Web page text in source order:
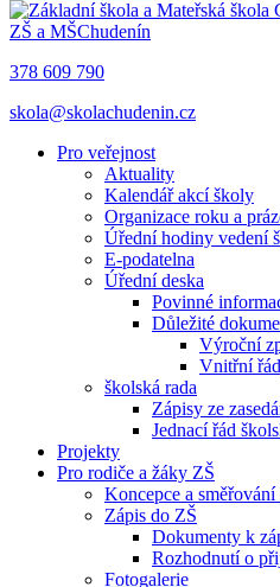
ZŠ a MŠChudenín
378 609 790
skola@skolachudenin.cz
Pro veřejnost
Aktuality
Kalendář akcí školy
Organizace roku a
Úřední hodiny vedení
E-podatelna
Úřední deska
Povinné
Důležité
Výroční
Vnitřní
školská rada
Zápisy ze
Jednací řád
Projekty
Pro rodiče a žáky ZŠ
Koncepce a
Zápis do ZŠ
Dokumenty k
Rozhodnutí o
Fotogalerie